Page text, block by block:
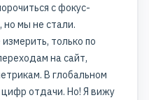
с фокус-
но мы не стали.
только по
на сайт,
В глобальном
отдачи. Но! Я вижу